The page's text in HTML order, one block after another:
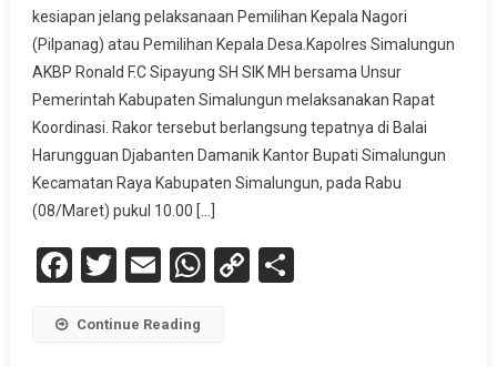
kesiapan jelang pelaksanaan Pemilihan Kepala Nagori
(Pilpanag) atau Pemilihan Kepala Desa.Kapolres Simalungun
AKBP Ronald F.C Sipayung SH SIK MH bersama Unsur
Pemerintah Kabupaten Simalungun melaksanakan Rapat
Koordinasi. Rakor tersebut berlangsung tepatnya di Balai
Harungguan Djabanten Damanik Kantor Bupati Simalungun
Kecamatan Raya Kabupaten Simalungun, pada Rabu
(08/Maret) pukul 10.00 […]
Facebook
Twitter
EmailWhatsApp
CopyShare
Continue Reading